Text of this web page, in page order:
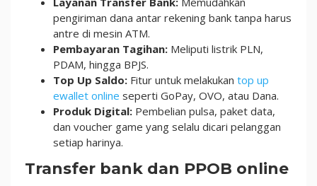
pengiriman dana antar rekening bank tanpa harus
antre di mesin ATM.
Pembayaran Tagihan: Meliputi listrik PLN,
PDAM, hingga BPJS.
Top Up Saldo: Fitur untuk melakukan top up
ewallet online seperti GoPay, OVO, atau Dana.
Produk Digital: Pembelian pulsa, paket data,
dan voucher game yang selalu dicari pelanggan
setiap harinya.
Transfer bank dan PPOB online